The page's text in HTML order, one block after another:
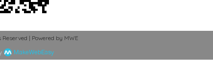
| Powered by MWE
MakeWebEasy